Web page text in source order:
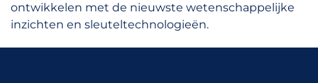
ontwikkelen met de nieuwste wetenschappelijke
inzichten en sleuteltechnologieën.